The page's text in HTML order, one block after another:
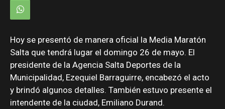
Hoy se presentó de manera oficial la Media Maratón
Salta que tendrá lugar el domingo 26 de mayo. El
presidente de la Agencia Salta Deportes de la
Municipalidad, Ezequiel Barraguirre, encabezó el acto
y brindó algunos detalles. También estuvo presente el
intendente de la ciudad, Emiliano Durand.